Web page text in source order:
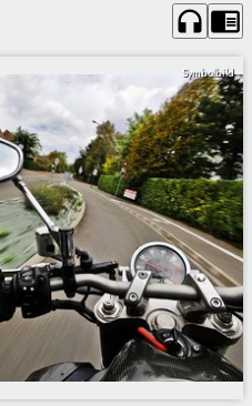
headphones chrome_reader_mode
Symbolbild